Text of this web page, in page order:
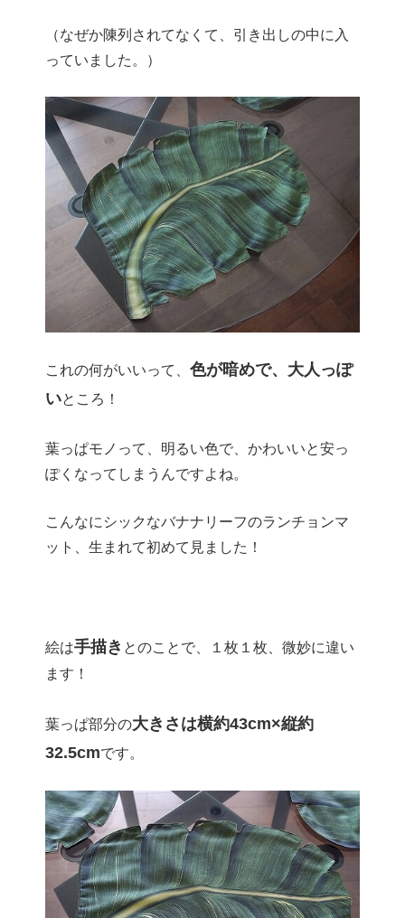
（なぜか陳列されてなくて、引き出しの中に入
っていました。）
これの何がいいって、 色が暗めで、大人っぽ
いところ！
葉っぱモノって、明るい色で、かわいいと安っ
ぽくなってしまうんですよね。
こんなにシックなバナナリーフのランチョンマ
ット、生まれて初めて見ました！
絵は手描き とのことで、１枚１枚、微妙に違い
ます！
葉っぱ部分の大きさは横約43cm×縦約
32.5cmです。